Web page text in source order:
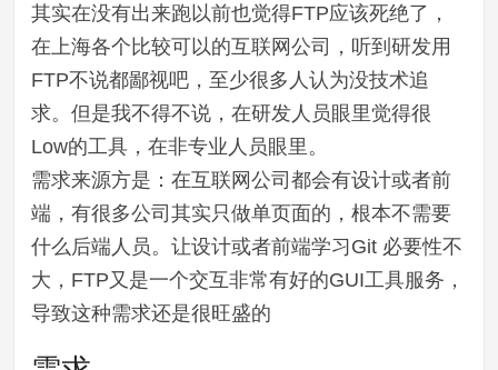
其实在没有出来跑以前也觉得FTP应该死绝了，
在上海各个比较可以的互联网公司，听到研发用
FTP不说都鄙视吧，至少很多人认为没技术追
求。但是我不得不说，在研发人员眼里觉得很
Low的工具，在非专业人员眼里。
需求来源方是：在互联网公司都会有设计或者前
端，有很多公司其实只做单页面的，根本不需要
什么后端人员。让设计或者前端学习Git 必要性不
大，FTP又是一个交互非常有好的GUI工具服务，
导致这种需求还是很旺盛的